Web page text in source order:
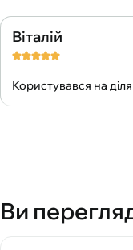
Віталій
Користувався на
Ви